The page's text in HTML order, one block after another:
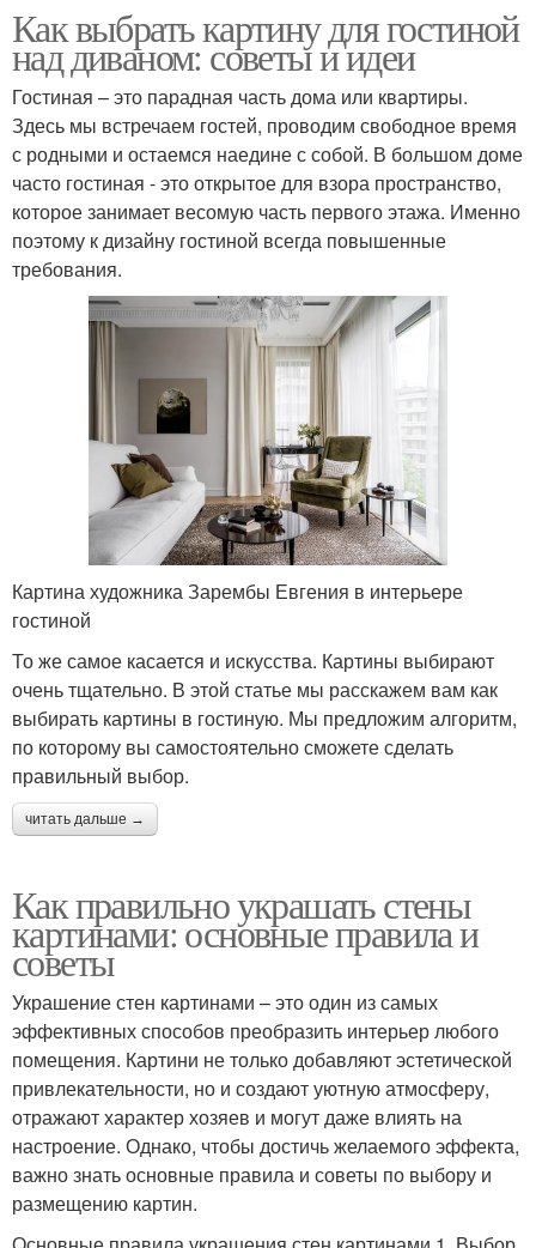
Как выбрать картину для гостиной
над диваном: советы и идеи
Гостиная – это парадная часть дома или квартиры.
Здесь мы встречаем гостей, проводим свободное время
с родными и остаемся наедине с собой. В большом доме
часто гостиная - это открытое для взора пространство,
которое занимает весомую часть первого этажа. Именно
поэтому к дизайну гостиной всегда повышенные
требования.
Картина художника Зарембы Евгения в интерьере
гостиной
То же самое касается и искусства. Картины выбирают
очень тщательно. В этой статье мы расскажем вам как
выбирать картины в гостиную. Мы предложим алгоритм,
по которому вы самостоятельно сможете сделать
правильный выбор.
читать дальше →
Как правильно украшать стены
картинами: основные правила и
советы
Украшение стен картинами – это один из самых
эффективных способов преобразить интерьер любого
помещения. Картини не только добавляют эстетической
привлекательности, но и создают уютную атмосферу,
отражают характер хозяев и могут даже влиять на
настроение. Однако, чтобы достичь желаемого эффекта,
важно знать основные правила и советы по выбору и
размещению картин.